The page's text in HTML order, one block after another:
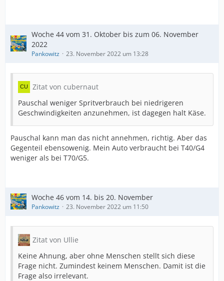
Woche 44 vom 31. Oktober bis zum 06. November
2022
Pankowitz 23. November 2022 um 13:28
Zitat von cubernaut
Pauschal weniger Spritverbrauch bei niedrigeren
Geschwindigkeiten anzunehmen, ist dagegen halt Käse.
Pauschal kann man das nicht annehmen, richtig. Aber das
Gegenteil ebensowenig. Mein Auto verbraucht bei T40/G4
weniger als bei T70/G5.
Woche 46 vom 14. bis 20. November
Pankowitz 23. November 2022 um 11:50
Zitat von Ullie
Keine Ahnung, aber ohne Menschen stellt sich diese
Frage nicht. Zumindest keinem Menschen. Damit ist die
Frage also irrelevant.